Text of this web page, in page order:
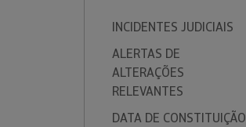
INCIDENTES JUDICIAIS
ALERTAS DE
ALTERAÇÕES
RELEVANTES
DATA DE CONSTITUIÇÃO